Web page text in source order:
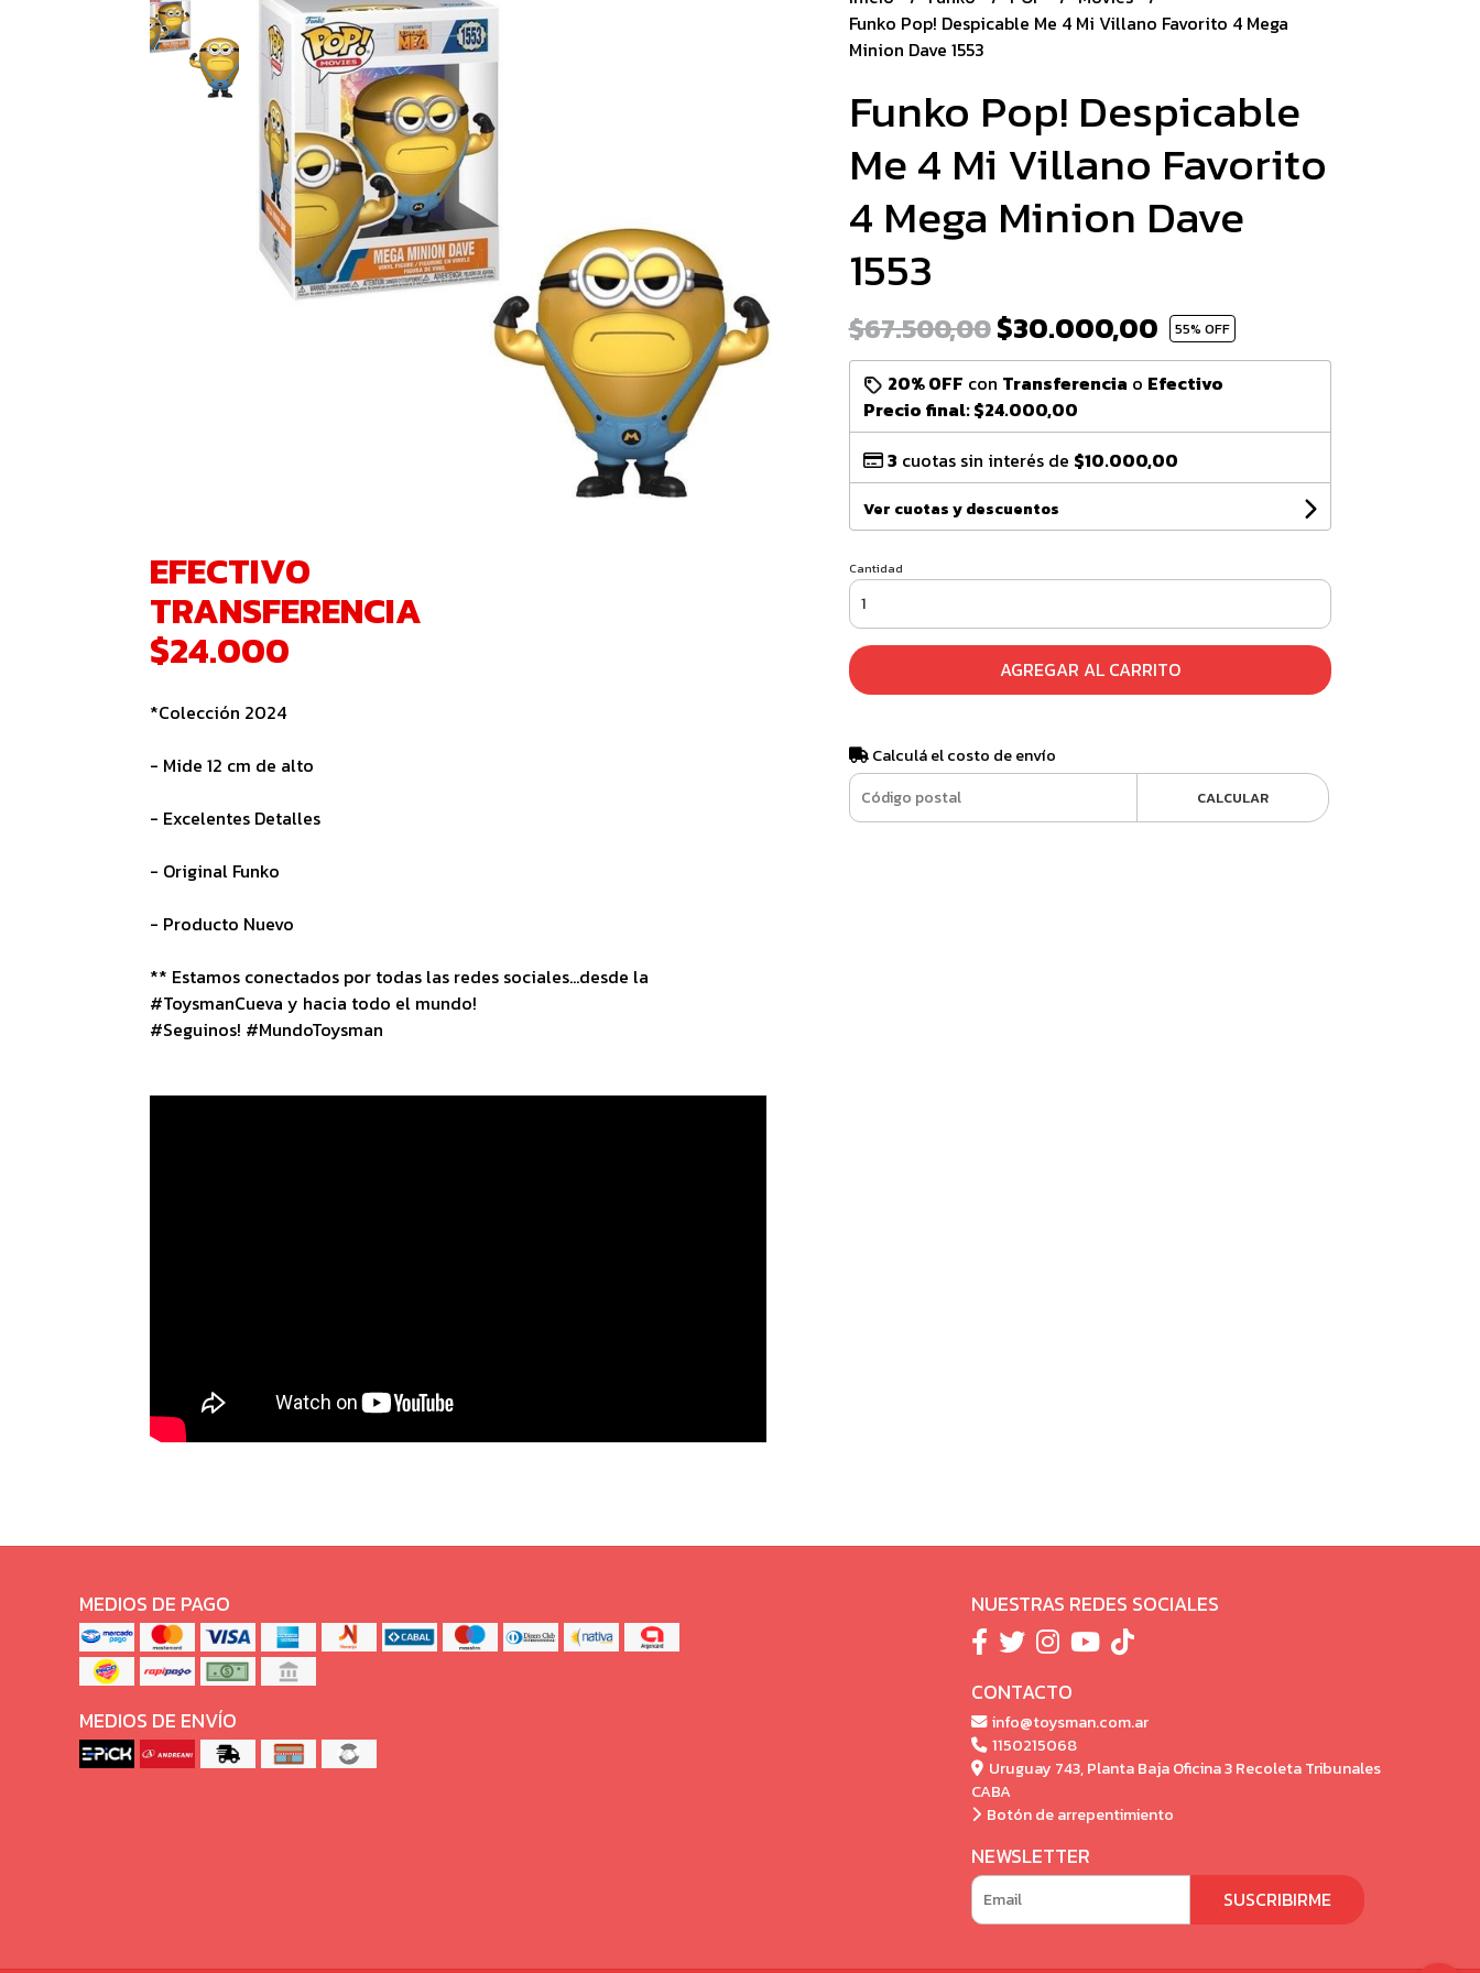
EFECTIVO
TRANSFERENCIA
$24.000
*Colección 2024
- Mide 12 cm de alto
- Excelentes Detalles
- Original Funko
- Producto Nuevo
** Estamos conectados por todas las redes sociales...desde la
#ToysmanCueva y hacia todo el mundo!
#Seguinos! #MundoToysman
Funko Pop! Despicable Me 4 Mi Villano Favorito 4 Mega
Minion Dave 1553
Funko Pop! Despicable
Me 4 Mi Villano Favorito
4 Mega Minion Dave
1553
$67.500,00$30.000,00 55% OFF
20% OFF con Transferencia o Efectivo
Precio final:$24.000,00
3 cuotas sin interés de $10.000,00
Ver cuotas y descuentos
Cantidad
AGREGAR AL CARRITO
Calculá el costo de envío
CALCULAR
MEDIOS DE PAGO
MEDIOS DE ENVÍO
NUESTRAS REDES SOCIALES
CONTACTO
info@toysman.com.ar
1150215068
Uruguay 743, Planta Baja Oficina 3 Recoleta Tribunales
CABA
Botón de arrepentimiento
NEWSLETTER
SUSCRIBIRME